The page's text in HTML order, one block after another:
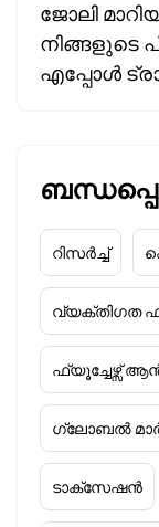
ജോലി
നിങ്ങളുടെ
എപ്പോൾ
റിസർച്ച്
വ്യക്തിഗത
ഫ്യൂച്ചേഴ്സ്
ഗ്ലോബൽ
ടാക്‌സേഷൻ